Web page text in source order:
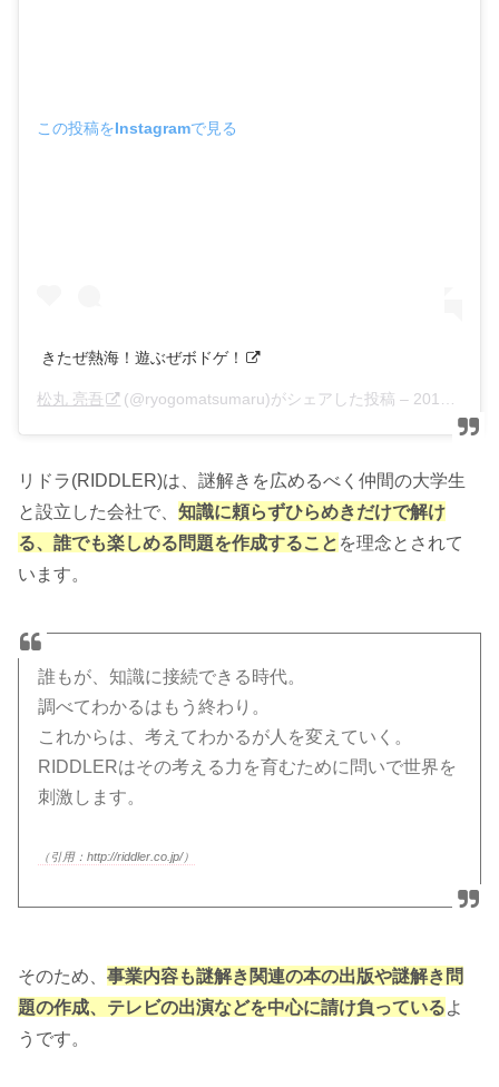
この投稿をInstagramで見る
きたぜ熱海！遊ぶぜボドゲ！
松丸 亮吾 (@ryogomatsumaru)がシェアした投稿 – 2019年 6月月22日午前8時17分PDT
リドラ(RIDDLER)は、謎解きを広めるべく仲間の大学生
と設立した会社で、知識に頼らずひらめきだけで解け
る、誰でも楽しめる問題を作成すること を理念とされて
います。
誰もが、知識に接続できる時代。
調べてわかるはもう終わり。
これからは、考えてわかるが人を変えていく。
RIDDLERはその考える力を育むために問いで世界を
刺激します。
（引用：http://riddler.co.jp/）
そのため、事業内容も謎解き関連の本の出版や謎解き問
題の作成、テレビの出演などを中心に請け負っているよ
うです。